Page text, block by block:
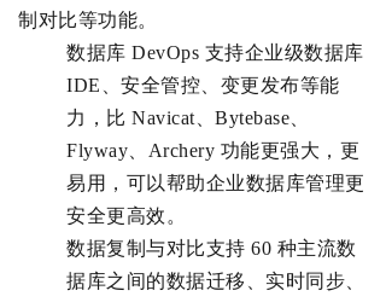
制对比等功能。
数据库 DevOps 支持企业级数据库
IDE、安全管控、变更发布等能
力，比 Navicat、Bytebase、
Flyway、Archery 功能更强大，更
易用，可以帮助企业数据库管理更
安全更高效。
数据复制与对比支持 60 种主流数
据库之间的数据迁移、实时同步、